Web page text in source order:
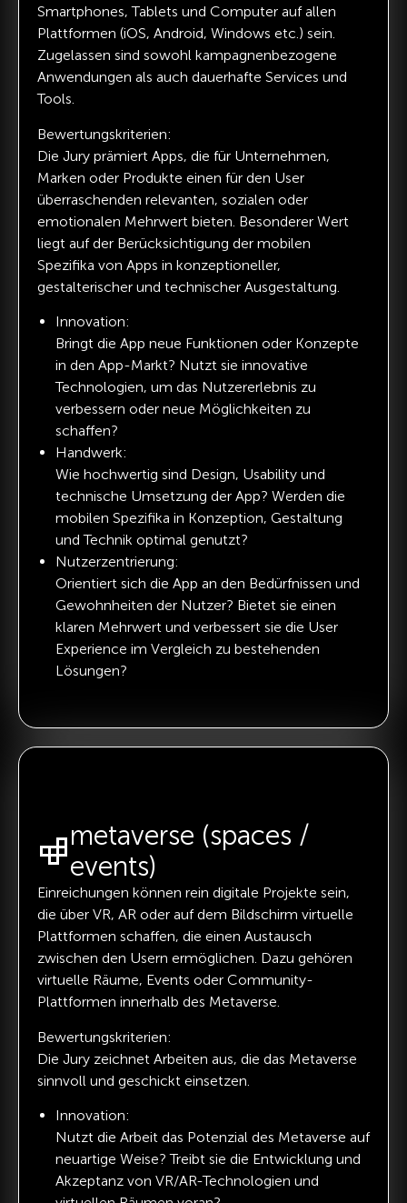
Smartphones, Tablets und Computer auf allen
Plattformen (iOS, Android, Windows etc.) sein.
Zugelassen sind sowohl kampagnenbezogene
Anwendungen als auch dauerhafte Services und
Tools.
Bewertungskriterien:
Die Jury prämiert Apps, die für Unternehmen,
Marken oder Produkte einen für den User
überraschenden relevanten, sozialen oder
emotionalen Mehrwert bieten. Besonderer Wert
liegt auf der Berücksichtigung der mobilen
Spezifika von Apps in konzeptioneller,
gestalterischer und technischer Ausgestaltung.
Innovation:
Bringt die App neue Funktionen oder Konzepte
in den App-Markt? Nutzt sie innovative
Technologien, um das Nutzererlebnis zu
verbessern oder neue Möglichkeiten zu
schaffen?
Handwerk:
Wie hochwertig sind Design, Usability und
technische Umsetzung der App? Werden die
mobilen Spezifika in Konzeption, Gestaltung
und Technik optimal genutzt?
Nutzerzentrierung:
Orientiert sich die App an den Bedürfnissen und
Gewohnheiten der Nutzer? Bietet sie einen
klaren Mehrwert und verbessert sie die User
Experience im Vergleich zu bestehenden
Lösungen?
metaverse (spaces /
events)
Einreichungen können rein digitale Projekte sein,
die über VR, AR oder auf dem Bildschirm virtuelle
Plattformen schaffen, die einen Austausch
zwischen den Usern ermöglichen. Dazu gehören
virtuelle Räume, Events oder Community-
Plattformen innerhalb des Metaverse.
Bewertungskriterien:
Die Jury zeichnet Arbeiten aus, die das Metaverse
sinnvoll und geschickt einsetzen.
Innovation:
Nutzt die Arbeit das Potenzial des Metaverse auf
neuartige Weise? Treibt sie die Entwicklung und
Akzeptanz von VR/AR-Technologien und